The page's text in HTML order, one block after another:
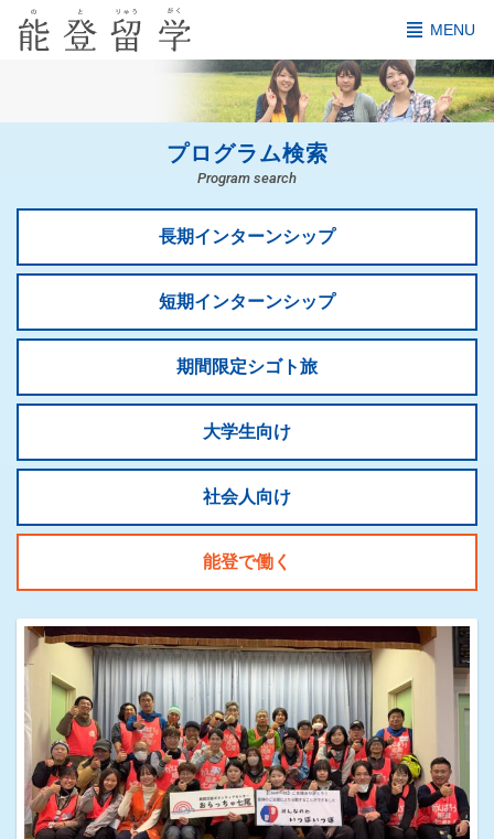
MENU
プログラム検索
Program search
長期インターンシップ
短期インターンシップ
期間限定シゴト旅
大学生向け
社会人向け
能登で働く